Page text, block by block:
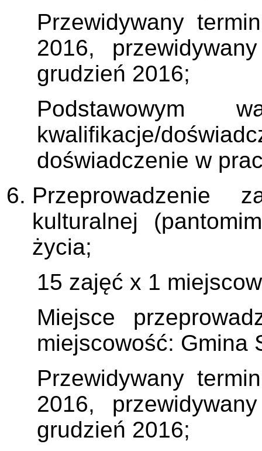
Przewidywany
2016,
grudzień 2016;
Podstawowym
kwalifikacje/
doświadczenie w
Przeprowadzenie
kulturalnej
życia;
15 zajęć x 1
Miejsce
miejscowość: Gmina
Przewidywany
2016,
grudzień 2016;